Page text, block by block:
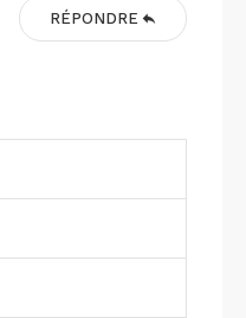
RÉPONDRE